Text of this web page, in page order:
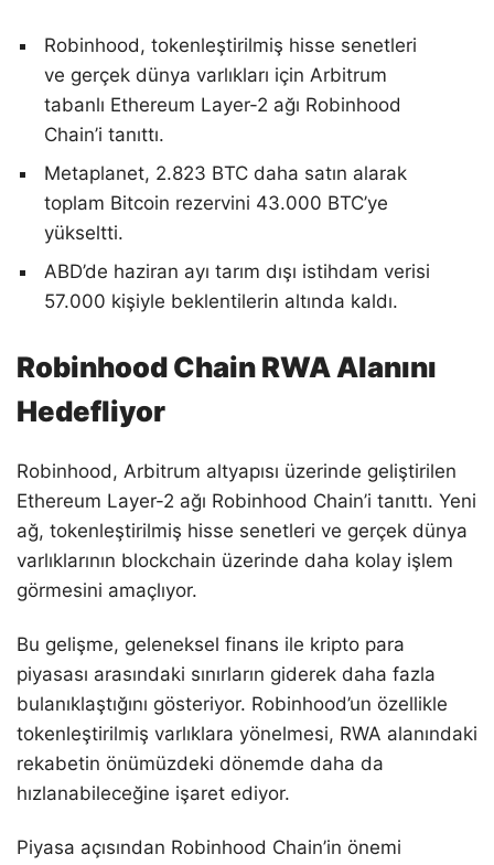
Robinhood, tokenleştirilmiş hisse senetleri
ve gerçek dünya varlıkları için Arbitrum
tabanlı Ethereum Layer-2 ağı Robinhood
Chain’i tanıttı.
Metaplanet, 2.823 BTC daha satın alarak
toplam Bitcoin rezervini 43.000 BTC’ye
yükseltti.
ABD’de haziran ayı tarım dışı istihdam verisi
57.000 kişiyle beklentilerin altında kaldı.
Robinhood Chain RWA Alanını
Hedefliyor
Robinhood, Arbitrum altyapısı üzerinde geliştirilen
Ethereum Layer-2 ağı Robinhood Chain’i tanıttı. Yeni
ağ, tokenleştirilmiş hisse senetleri ve gerçek dünya
varlıklarının blockchain üzerinde daha kolay işlem
görmesini amaçlıyor.
Bu gelişme, geleneksel finans ile kripto para
piyasası arasındaki sınırların giderek daha fazla
bulanıklaştığını gösteriyor. Robinhood’un özellikle
tokenleştirilmiş varlıklara yönelmesi, RWA alanındaki
rekabetin önümüzdeki dönemde daha da
hızlanabileceğine işaret ediyor.
Piyasa açısından Robinhood Chain’in önemi